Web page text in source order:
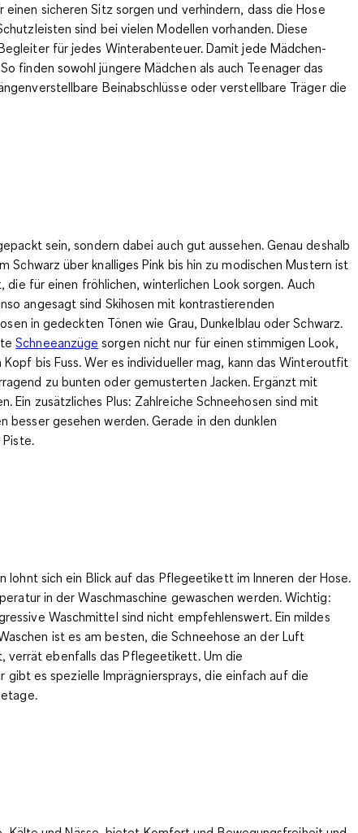
einen sicheren Sitz sorgen und verhindern, dass die Hose
sind bei vielen Modellen vorhanden. Diese
für jedes Winterabenteuer. Damit jede Mädchen-
finden sowohl jüngere Mädchen als auch Teenager das
Beinabschlüsse oder verstellbare Träger die
sein, sondern dabei auch gut aussehen. Genau deshalb
Schwarz über knalliges Pink bis hin zu modischen Mustern ist
, die für einen fröhlichen, winterlichen Look sorgen. Auch
angesagt sind Skihosen mit kontrastierenden
in gedeckten Tönen wie Grau, Dunkelblau oder Schwarz.
Schneeanzüge sorgen nicht nur für einen stimmigen Look,
bis Fuss. Wer es individueller mag, kann das Winteroutfit
zu bunten oder gemusterten Jacken. Ergänzt mit
Ein zusätzliches Plus: Zahlreiche Schneehosen sind mit
gesehen werden. Gerade in den dunklen
sich ein Blick auf das Pflegeetikett im Inneren der Hose.
in der Waschmaschine gewaschen werden. Wichtig:
Waschmittel sind nicht empfehlenswert. Ein mildes
ist es am besten, die Schneehose an der Luft
verrät ebenfalls das Pflegeetikett. Um die
gibt esspezielle Imprägniersprays, die einfach auf die